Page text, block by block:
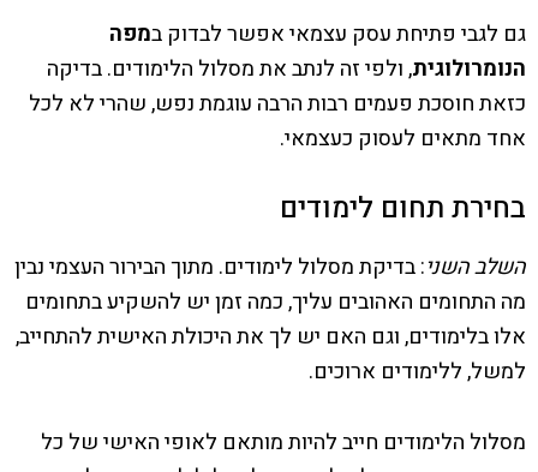
גם לגבי פתיחת עסק עצמאי אפשר לבדוק במפה
הנומרולוגית, ולפי זה לנתב את מסלול הלימודים. בדיקה
כזאת חוסכת פעמים רבות הרבה עוגמת נפש, שהרי לא לכל
אחד מתאים לעסוק כעצמאי.
בחירת תחום לימודים
השלב השני: בדיקת מסלול לימודים. מתוך הבירור העצמי נבין
מה התחומים האהובים עליך, כמה זמן יש להשקיע בתחומים
אלו בלימודים, וגם האם יש לך את היכולת האישית להתחייב,
למשל, ללימודים ארוכים.
מסלול הלימודים חייב להיות מותאם לאופי האישי של כל